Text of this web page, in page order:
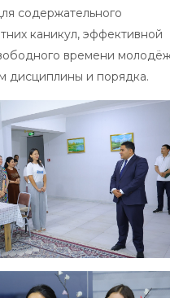
содержательного
каникул, эффективной
времени
дисциплины и порядка.